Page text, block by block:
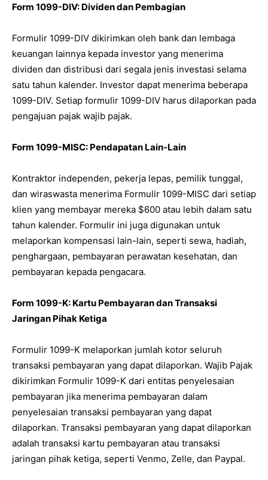
Form 1099-DIV: Dividen dan Pembagian
Formulir 1099-DIV dikirimkan oleh bank dan lembaga
keuangan lainnya kepada investor yang menerima
dividen dan distribusi dari segala jenis investasi selama
satu tahun kalender. Investor dapat menerima beberapa
1099-DIV. Setiap formulir 1099-DIV harus dilaporkan pada
pengajuan pajak wajib pajak.
Form 1099-MISC: Pendapatan Lain-Lain
Kontraktor independen, pekerja lepas, pemilik tunggal,
dan wiraswasta menerima Formulir 1099-MISC dari setiap
klien yang membayar mereka $600 atau lebih dalam satu
tahun kalender. Formulir ini juga digunakan untuk
melaporkan kompensasi lain-lain, seperti sewa, hadiah,
penghargaan, pembayaran perawatan kesehatan, dan
pembayaran kepada pengacara.
Form 1099-K: Kartu Pembayaran dan Transaksi
Jaringan Pihak Ketiga
Formulir 1099-K melaporkan jumlah kotor seluruh
transaksi pembayaran yang dapat dilaporkan. Wajib Pajak
dikirimkan Formulir 1099-K dari entitas penyelesaian
pembayaran jika menerima pembayaran dalam
penyelesaian transaksi pembayaran yang dapat
dilaporkan. Transaksi pembayaran yang dapat dilaporkan
adalah transaksi kartu pembayaran atau transaksi
jaringan pihak ketiga, seperti Venmo, Zelle, dan Paypal.